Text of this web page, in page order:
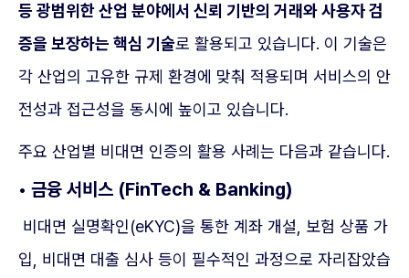
등 광범위한 산업 분야에서 신뢰 기반의 거래와 사용자 검
증을 보장하는 핵심 기술로 활용되고 있습니다. 이 기술은
각 산업의 고유한 규제 환경에 맞춰 적용되며 서비스의 안
전성과 접근성을 동시에 높이고 있습니다.
주요 산업별 비대면 인증의 활용 사례는 다음과 같습니다.
• 금융 서비스 (FinTech & Banking)
비대면 실명확인(eKYC)을 통한 계좌 개설, 보험 상품 가
입, 비대면 대출 심사 등이 필수적인 과정으로 자리잡았습